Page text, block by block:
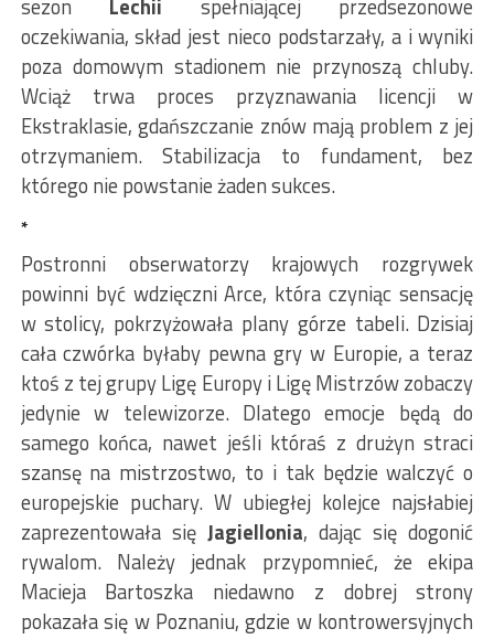
sezon Lechii spełniającej przedsezonowe
oczekiwania, skład jest nieco podstarzały, a i wyniki
poza domowym stadionem nie przynoszą chluby.
Wciąż trwa proces przyznawania licencji w
Ekstraklasie, gdańszczanie znów mają problem z jej
otrzymaniem. Stabilizacja to fundament, bez
którego nie powstanie żaden sukces.
*
Postronni obserwatorzy krajowych rozgrywek
powinni być wdzięczni Arce, która czyniąc sensację
w stolicy, pokrzyżowała plany górze tabeli. Dzisiaj
cała czwórka byłaby pewna gry w Europie, a teraz
ktoś z tej grupy Ligę Europy i Ligę Mistrzów zobaczy
jedynie w telewizorze. Dlatego emocje będą do
samego końca, nawet jeśli któraś z drużyn straci
szansę na mistrzostwo, to i tak będzie walczyć o
europejskie puchary. W ubiegłej kolejce najsłabiej
zaprezentowała się Jagiellonia, dając się dogonić
rywalom. Należy jednak przypomnieć, że ekipa
Macieja Bartoszka niedawno z dobrej strony
pokazała się w Poznaniu, gdzie w kontrowersyjnych